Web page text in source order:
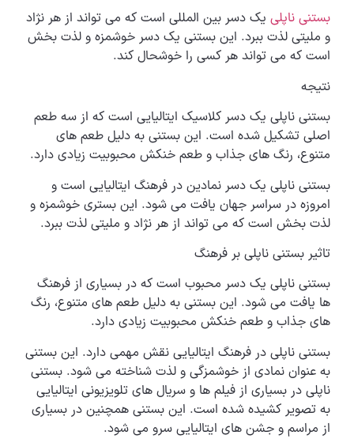
بستنی ناپلی یک دسر بین المللی است که می تواند از هر نژاد
و ملیتی لذت ببرد. این بستنی یک دسر خوشمزه و لذت بخش
است که می تواند هر کسی را خوشحال کند.
نتیجه
بستنی ناپلی یک دسر کلاسیک ایتالیایی است که از سه طعم
اصلی تشکیل شده است. این بستنی به دلیل طعم های
متنوع، رنگ های جذاب و طعم خنکش محبوبیت زیادی دارد.
بستنی ناپلی یک دسر نمادین در فرهنگ ایتالیایی است و
امروزه در سراسر جهان یافت می شود. این بستری خوشمزه و
لذت بخش است که می تواند از هر نژاد و ملیتی لذت ببرد.
تاثیر بستنی ناپلی بر فرهنگ
بستنی ناپلی یک دسر محبوب است که در بسیاری از فرهنگ
ها یافت می شود. این بستنی به دلیل طعم های متنوع، رنگ
های جذاب و طعم خنکش محبوبیت زیادی دارد.
بستنی ناپلی در فرهنگ ایتالیایی نقش مهمی دارد. این بستنی
به عنوان نمادی از خوشمزگی و لذت شناخته می شود. بستنی
ناپلی در بسیاری از فیلم ها و سریال های تلویزیونی ایتالیایی
به تصویر کشیده شده است. این بستنی همچنین در بسیاری
از مراسم و جشن های ایتالیایی سرو می شود.